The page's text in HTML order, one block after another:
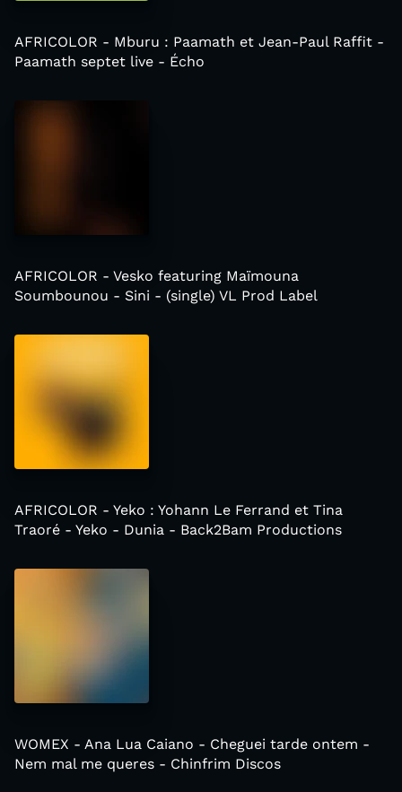
AFRICOLOR - Mburu : Paamath et Jean-Paul Raffit -
Paamath septet live - Écho
AFRICOLOR - Vesko featuring Maïmouna
Soumbounou - Sini - (single) VL Prod Label
AFRICOLOR - Yeko : Yohann Le Ferrand et Tina
Traoré - Yeko - Dunia - Back2Bam Productions
WOMEX - Ana Lua Caiano - Cheguei tarde ontem -
Nem mal me queres - Chinfrim Discos